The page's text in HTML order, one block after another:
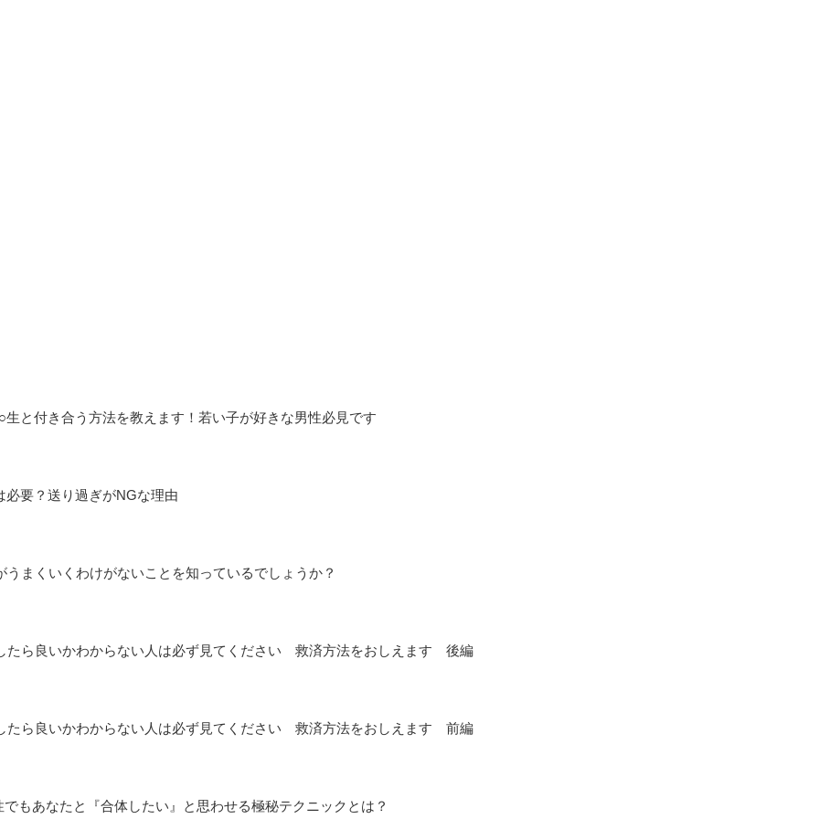
と付き合う方法を教えます！若い子が好きな男性必見です
要？送り過ぎがNGな理由
まくいくわけがないことを知っているでしょうか？
たら良いかわからない人は必ず見てください 救済方法をおしえます 後編
たら良いかわからない人は必ず見てください 救済方法をおしえます 前編
もあなたと『合体したい』と思わせる極秘テクニックとは？